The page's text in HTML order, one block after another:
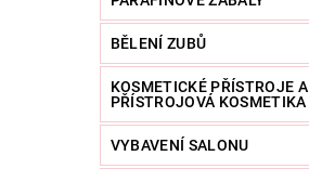
BĚLENÍ ZUBŮ
KOSMETICKÉ PŘÍSTROJE A
PŘÍSTROJOVÁ KOSMETIKA
VYBAVENÍ SALONU